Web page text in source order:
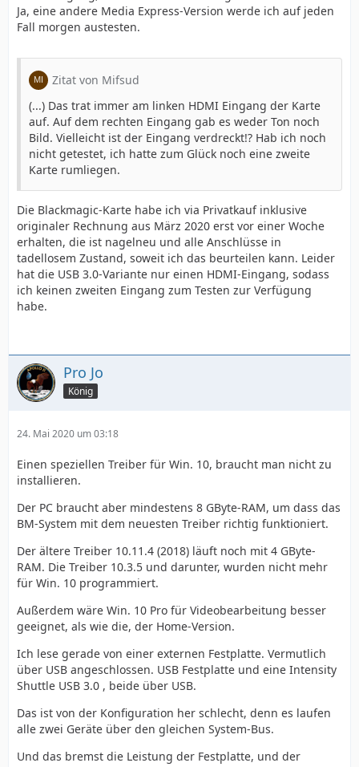
Ja, eine andere Media Express-Version werde ich auf jeden
Fall morgen austesten.
Zitat von Mifsud
(...) Das trat immer am linken HDMI Eingang der Karte
auf. Auf dem rechten Eingang gab es weder Ton noch
Bild. Vielleicht ist der Eingang verdreckt!? Hab ich noch
nicht getestet, ich hatte zum Glück noch eine zweite
Karte rumliegen.
Die Blackmagic-Karte habe ich via Privatkauf inklusive
originaler Rechnung aus März 2020 erst vor einer Woche
erhalten, die ist nagelneu und alle Anschlüsse in
tadellosem Zustand, soweit ich das beurteilen kann. Leider
hat die USB 3.0-Variante nur einen HDMI-Eingang, sodass
ich keinen zweiten Eingang zum Testen zur Verfügung
habe.
Pro Jo
König
24. Mai 2020 um 03:18
Einen speziellen Treiber für Win. 10, braucht man nicht zu
installieren.
Der PC braucht aber mindestens 8 GByte-RAM, um dass das
BM-System mit dem neuesten Treiber richtig funktioniert.
Der ältere Treiber 10.11.4 (2018) läuft noch mit 4 GByte-
RAM. Die Treiber 10.3.5 und darunter, wurden nicht mehr
für Win. 10 programmiert.
Außerdem wäre Win. 10 Pro für Videobearbeitung besser
geeignet, als wie die, der Home-Version.
Ich lese gerade von einer externen Festplatte. Vermutlich
über USB angeschlossen. USB Festplatte und eine Intensity
Shuttle USB 3.0 , beide über USB.
Das ist von der Konfiguration her schlecht, denn es laufen
alle zwei Geräte über den gleichen System-Bus.
Und das bremst die Leistung der Festplatte, und der